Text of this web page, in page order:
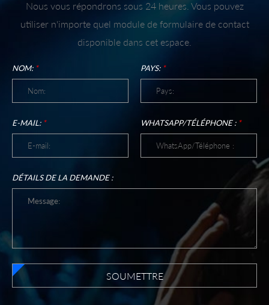
Nous vous répondrons sous 24 heures. Vous pouvez
utiliser n'importe quel module de formulaire de contact
disponible dans cet espace.
NOM: * PAYS: *
E-MAIL: * WHATSAPP/TÉLÉPHONE : *
DÉTAILS DE LA DEMANDE :
SOUMETTRE